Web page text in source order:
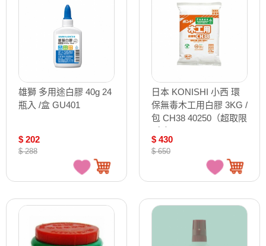
雄獅 多用途白膠 40g 24
瓶入 /盒 GU401
$ 202
$ 288
日本 KONISHI 小西 環
保無毒木工用白膠 3KG /
包 CH38 40250（超取限
$ 430
$ 650